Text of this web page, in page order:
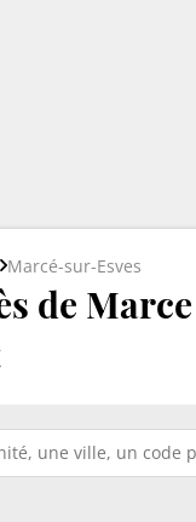
Marcé-sur-Esves
de Marce